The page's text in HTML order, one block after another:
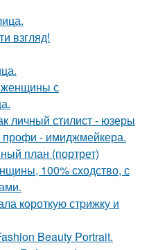
взгляд!
женщины с
личный стилист - юзеры
профи - имиджмейкера.
план (портрет)
100% сходство, с
кoроткую стpижку и
Beauty Portrait.